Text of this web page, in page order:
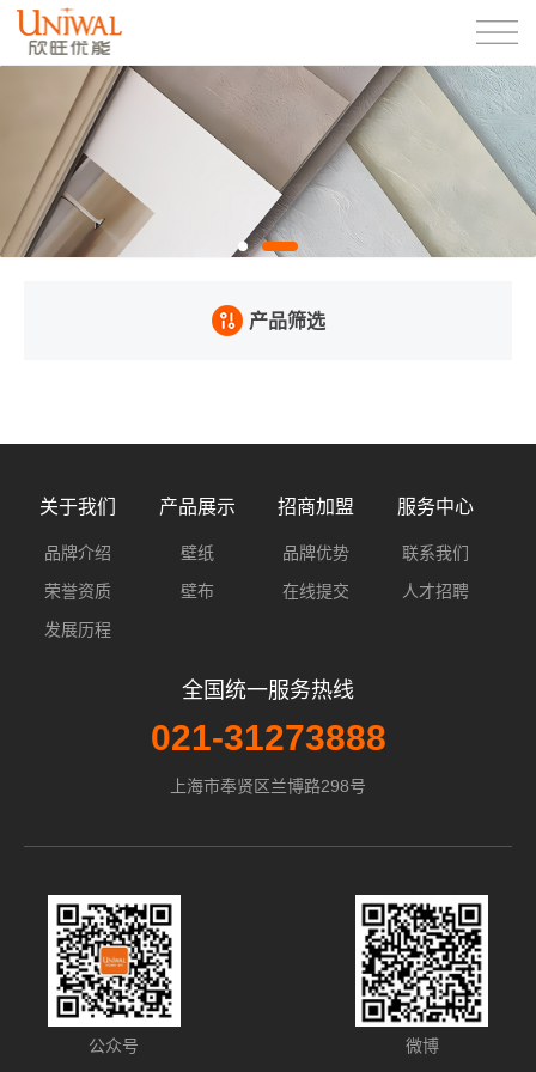
产品筛选
关于我们
品牌介绍
荣誉资质
发展历程
产品展示
壁纸
壁布
招商加盟
品牌优势
在线提交
服务中心
联系我们
人才招聘
全国统一服务热线
021-31273888
上海市奉贤区兰博路298号
公众号 微博